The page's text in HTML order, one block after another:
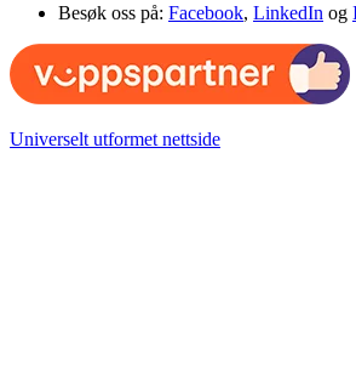
Besøk oss på: Facebook, LinkedIn og
Universelt utformet nettside